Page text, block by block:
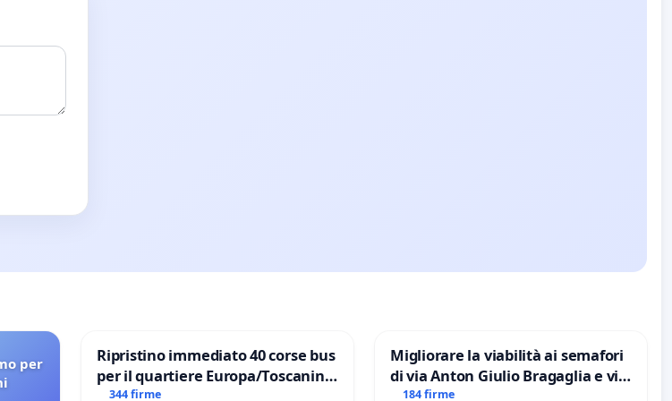
per
Ripristino immediato 40 corse bus
per il quartiere Europa/Toscanini
di Aprilia
344 firme
Migliorare la viabilità ai semafori
di via Anton Giulio Bragaglia e via
Tieri XV MUNICIPIO DI ROMA
184 firme